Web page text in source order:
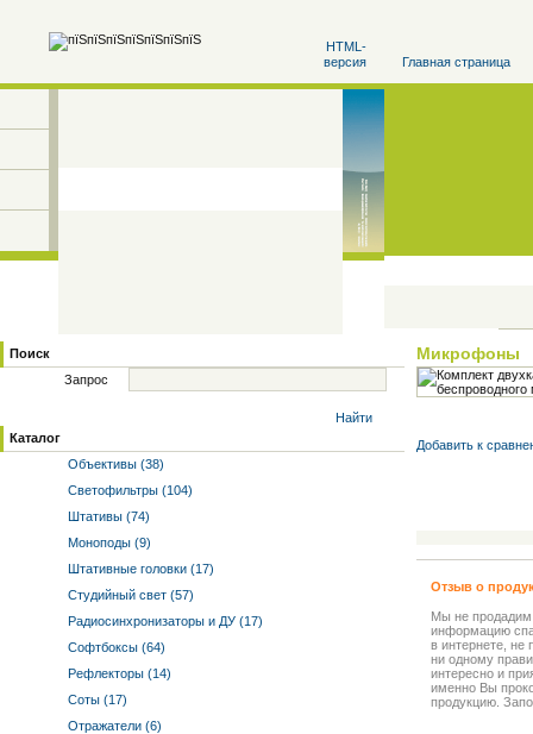
HTML-
версия
Главная страница
Поиск
Запрос
Найти
Каталог
Объективы (38)
Светофильтры (104)
Штативы (74)
Моноподы (9)
Штативные головки (17)
Студийный свет (57)
Радиосинхронизаторы и ДУ (17)
Софтбоксы (64)
Рефлекторы (14)
Соты (17)
Отражатели (6)
Микрофоны
Добавить к
Отзыв о
Мы не
информацию
в интернете, не
ни одному
интересно и
именно Вы
продукцию.